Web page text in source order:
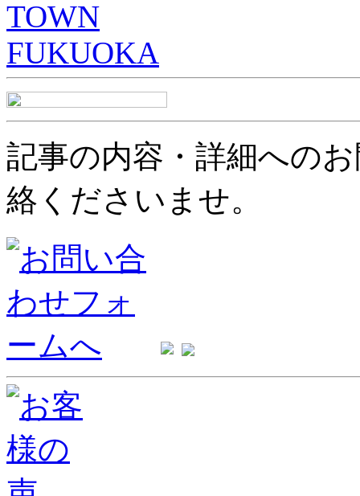
記事の内容・詳細への
絡くださいませ。